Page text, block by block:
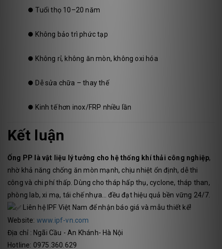
⏺️Tuổi thọ 10–20 năm
⏺️ Không bảo trì phức tạp
⏺️ Không rỉ, không ăn mòn, không oxi hóa
⏺️ Dễ sửa chữa – thay thế
⏺️ Kinh tế hơn inox/FRP nhiều lần
Kết luận
Ống PP là vật liệu lý tưởng cho hệ thống khí thải công nghiệp,
nhờ khả năng chống ăn mòn mạnh, chịu nhiệt ổn định, dễ thi
công và chi phí thấp. Dùng cho tháp hấp thụ, cyclone, tháp than,
phòng lab, xi mạ, tái chế nhựa… đều đạt hiệu quả bền vững 24/7.
Liên hệ IPF Việt Nam để nhận báo giá và mẫu thiết kế!
Website: www.ipf-vn.com
Địa chỉ : Ngãi Cầu - An Khánh- Hà Nội
Hotline: 0975.360.629